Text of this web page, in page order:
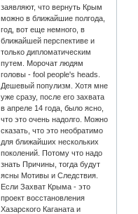
заявляют, что вернуть Крым
можно в ближайшие полгода,
год, вот еще немного, в
ближайшей перспективе и
только дипломатическим
путем. Морочат людям
головы - fool people's heads.
Дешевый популизм. Хотя мне
уже сразу, после его захвата
в апреле 14 года, было ясно,
что это очень надолго. Можно
сказать, что это необратимо
для ближайших нескольких
поколений. Потому что надо
знать Причины, тогда будут
ясны Мотивы и Следствия.
Если Захват Крыма - это
проект восстановления
Хазарского Каганата и